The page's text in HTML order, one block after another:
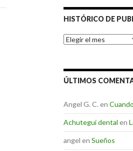
HISTÓRICO DE
Histórico
de
ÚLTIMOS
Angel G. C. en
Achutegui dental en
angel en Sueños